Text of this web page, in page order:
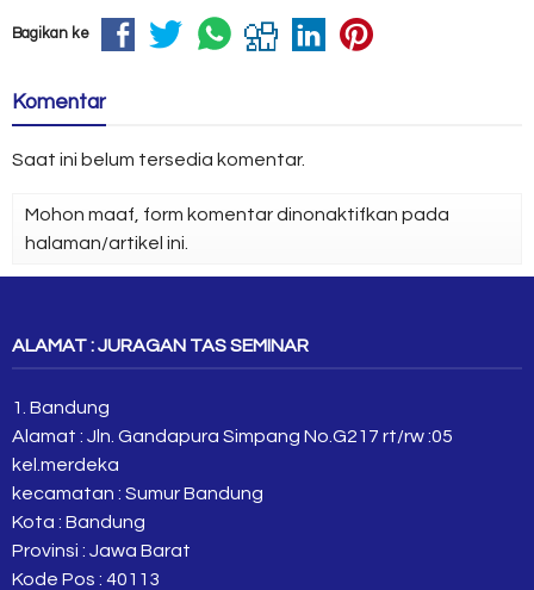
Bagikan ke
Komentar
Saat ini belum tersedia komentar.
Mohon maaf, form komentar dinonaktifkan pada
halaman/artikel ini.
ALAMAT : JURAGAN TAS SEMINAR
1. Bandung
Alamat : Jln. Gandapura Simpang No.G217 rt/rw :05
kel.merdeka
kecamatan : Sumur Bandung
Kota : Bandung
Provinsi : Jawa Barat
Kode Pos : 40113